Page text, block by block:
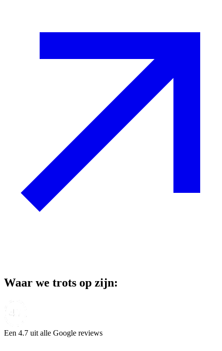
Waar we trots op zijn:
Een 4.7 uit alle Google reviews